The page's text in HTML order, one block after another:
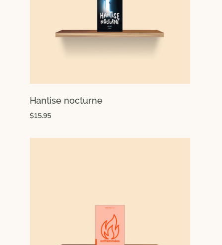
Hantise nocturne
$15.95